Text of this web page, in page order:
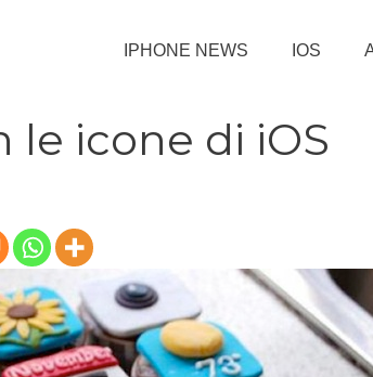
IPHONE NEWS IOS
le icone di iOS